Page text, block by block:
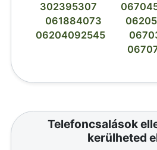
302395307
061884073
06204092545
Telefoncsalások
kerülheted